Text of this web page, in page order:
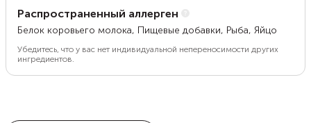
Распространенный аллерген
Белок коровьего молока, Пищевые добавки, Рыба, Яйцо
Убедитесь, что у вас нет индивидуальной непереносимости других
ингредиентов.